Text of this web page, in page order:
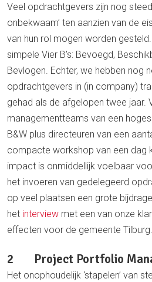
Veel opdrachtgevers zijn nog
onbekwaam’ ten aanzien van de
van hun rol mogen worden
simpele Vier B’s: Bevoegd,
Bevlogen. Echter, we hebben nog
opdrachtgevers in (in company)
gehad als de afgelopen twee jaar.
managementteams van een
B&W plus directeuren van een
compacte workshop van een dag
impact is onmiddellijk voelbaar
het invoeren van gedelegeerd
op veel plaatsen een grote
het interview met een van onze
effecten voor de gemeente Tilburg.
2 Project Portfolio
Het onophoudelijk ‘stapelen’ van